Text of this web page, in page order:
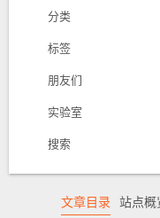
分类
标签
朋友们
实验室
搜索
文章目录 站点概